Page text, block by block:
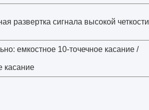
развертка сигнала высокой четкости
емкостное 10-точечное касание /
касание